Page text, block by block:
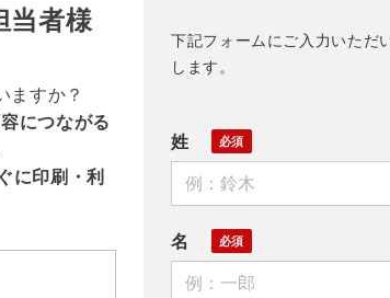
当者様
ますか？
につながる
に印刷・利
下記フォームにご入力いただ
します。
姓
名